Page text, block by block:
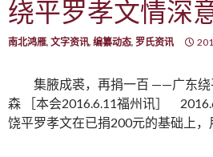
绕平罗孝文情深
南北鸿雁, 文字资讯, 编纂动态, 罗氏资讯
集腋成裘，再捐一百 ——广东绕
森 ［本会2016.6.11福州讯］
饶平罗孝文在已捐200元的基础上